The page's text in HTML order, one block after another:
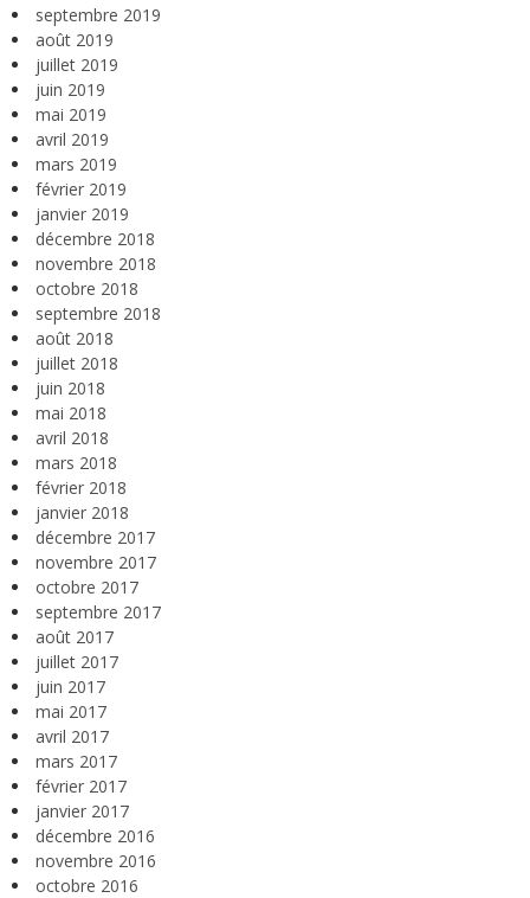
septembre 2019
août 2019
juillet 2019
juin 2019
mai 2019
avril 2019
mars 2019
février 2019
janvier 2019
décembre 2018
novembre 2018
octobre 2018
septembre 2018
août 2018
juillet 2018
juin 2018
mai 2018
avril 2018
mars 2018
février 2018
janvier 2018
décembre 2017
novembre 2017
octobre 2017
septembre 2017
août 2017
juillet 2017
juin 2017
mai 2017
avril 2017
mars 2017
février 2017
janvier 2017
décembre 2016
novembre 2016
octobre 2016